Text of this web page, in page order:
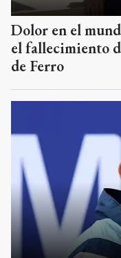
Dolor en el
el fallecimiento
de Ferro